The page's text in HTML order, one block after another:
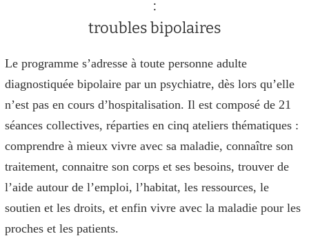
:
troubles bipolaires
Le programme s’adresse à toute personne adulte
diagnostiquée bipolaire par un psychiatre, dès lors qu’elle
n’est pas en cours d’hospitalisation. Il est composé de 21
séances collectives, réparties en cinq ateliers thématiques :
comprendre à mieux vivre avec sa maladie, connaître son
traitement, connaitre son corps et ses besoins, trouver de
l’aide autour de l’emploi, l’habitat, les ressources, le
soutien et les droits, et enfin vivre avec la maladie pour les
proches et les patients.